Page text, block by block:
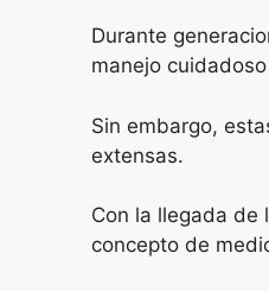
Durante
manejo
Sin embargo,
extensas.
Con la llegada de
concepto de